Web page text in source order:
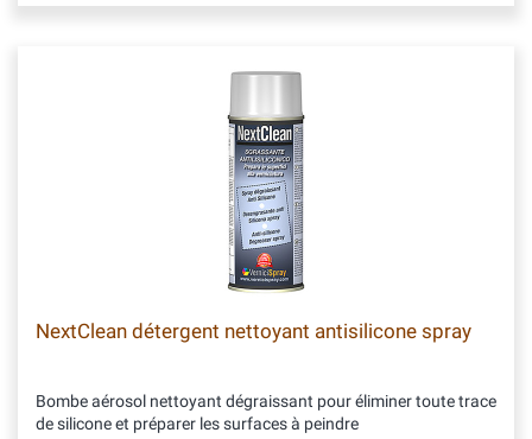
NextClean détergent nettoyant antisilicone spray
Bombe aérosol nettoyant dégraissant pour éliminer toute trace
de silicone et préparer les surfaces à peindre